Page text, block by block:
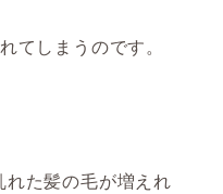
てしまうのです。
た髪の毛が増えれ